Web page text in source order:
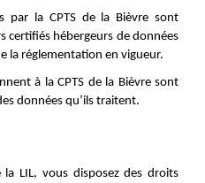
par la CPTS de la Bièvre sont
certifiés hébergeurs de données
la réglementation en vigueur.
à la CPTS de la Bièvre sont
données qu’ils traitent.
LIL, vous disposez des droits